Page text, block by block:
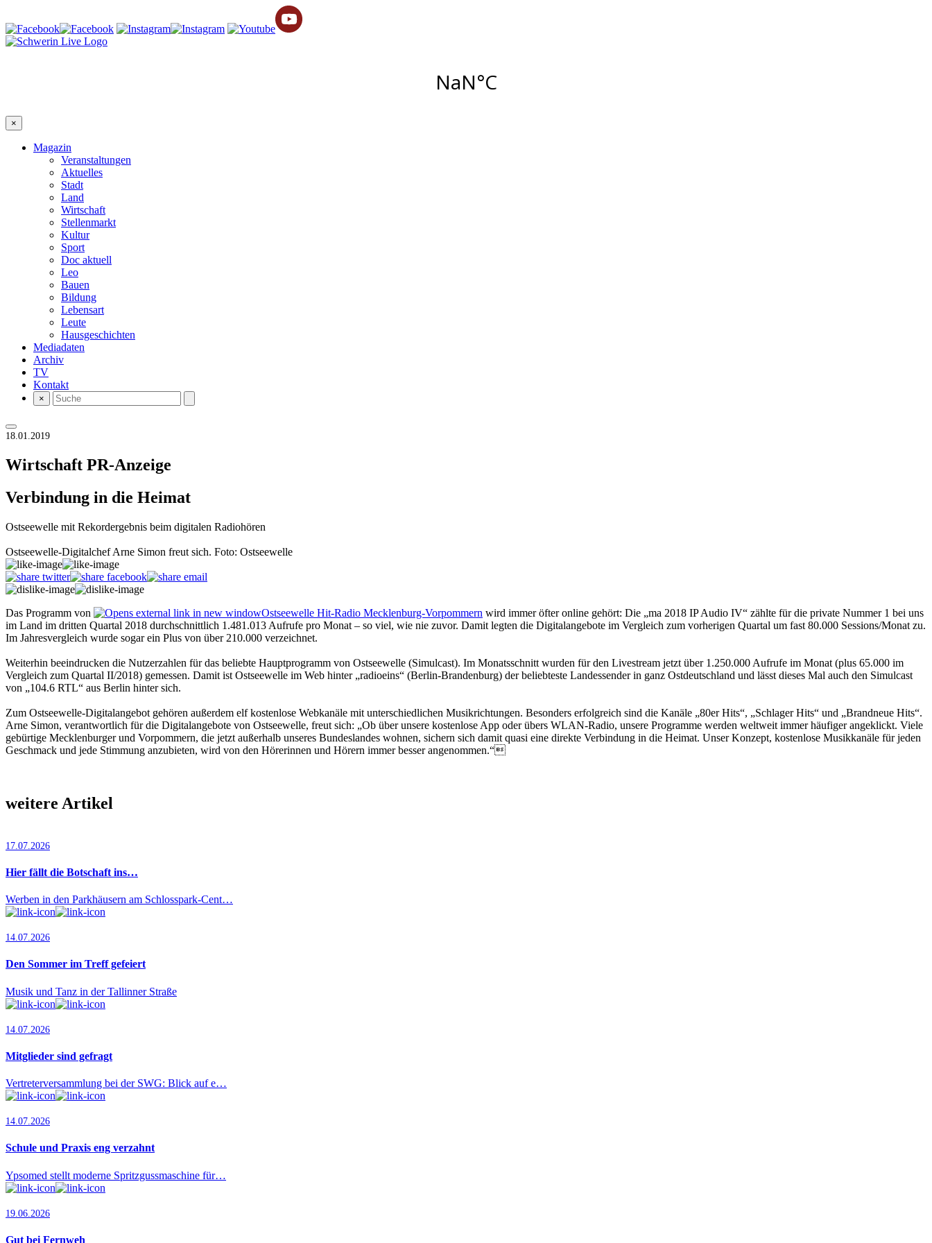
×
Magazin
Veranstaltungen
Aktuelles
Stadt
Land
Wirtschaft
Stellenmarkt
Kultur
Sport
Doc aktuell
Leo
Bauen
Bildung
Lebensart
Leute
Hausgeschichten
Mediadaten
Archiv
TV
Kontakt
×
18.01.2019
Wirtschaft PR-Anzeige
Verbindung in die Heimat
Ostseewelle mit Rekordergebnis beim digitalen Radiohören
Ostseewelle-Digitalchef Arne Simon freut sich. Foto: Ostseewelle
Das Programm von Ostseewelle Hit-Radio Mecklenburg-Vorpommern wird immer öfter online gehört: Die „ma 2018 IP Audio IV“ zählte für die private Nummer 1 bei uns
im Land im dritten Quartal 2018 durchschnittlich 1.481.013 Aufrufe pro Monat – so viel, wie nie zuvor. Damit legten die Digitalangebote im Vergleich zum vorherigen Quartal um fast 80.000 Sessions/Monat zu.
Im Jahresvergleich wurde sogar ein Plus von über 210.000 verzeichnet.
Weiterhin beeindrucken die Nut­zerzahlen für das beliebte Hauptprogramm von Ostseewelle (Simulcast). Im Monatsschnitt wurden für den Livestream jetzt über 1.250.000 Aufrufe im Monat (plus 65.000 im
Vergleich zum Quartal II/2018) gemessen. Damit ist Ostseewelle im Web hinter „radioeins“ (Berlin-Brandenburg) der beliebteste Landessender in ganz Ostdeutschland und lässt dieses Mal auch den Simulcast
von „104.6 RTL“ aus Berlin hinter sich.
Zum Ostseewelle-Digitalangebot gehören außerdem elf kostenlose Webkanäle mit unterschiedlichen Musikrichtungen. Besonders erfolgreich sind die Kanäle „80er Hits“, „Schlager Hits“ und „Brandneue Hits“.
Arne Simon, verantwortlich für die Digitalangebote von Ostseewelle, freut sich: „Ob über unsere kostenlose App oder übers WLAN-Radio, unsere Programme werden weltweit immer häufiger angeklickt. Viele
gebürtige Mecklenburger und Vorpommern, die jetzt außerhalb unseres Bundeslandes wohnen, sichern sich damit quasi eine direkte Verbindung in die Heimat. Unser Konzept, kostenlose Musikkanäle für jeden
Geschmack und jede Stimmung anzubieten, wird von den Hörerinnen und Hörern immer besser angenommen.“
weitere Artikel
17.07.2026
Hier fällt die Botschaft ins…
Werben in den Parkhäusern am Schlosspark-Cent…
14.07.2026
Den Sommer im Treff gefeiert
Musik und Tanz in der Tallinner Straße
14.07.2026
Mitglieder sind gefragt
Vertreterversammlung bei der SWG: Blick auf e…
14.07.2026
Schule und Praxis eng verzahnt
Ypsomed stellt moderne Spritzgussmaschine für…
19.06.2026
Gut bei Fernweh